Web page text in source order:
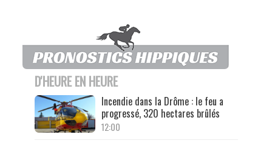
D'HEURE EN HEURE
Incendie dans la Drôme : le feu a
progressé, 320 hectares brûlés
12:00